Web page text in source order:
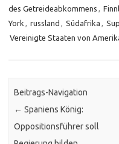
des Getreideabkommens ,
York , russland , Südafrika ,
Vereinigte Staaten von
Beitrags-Navigation
← Spaniens König:
Oppositionsführer soll